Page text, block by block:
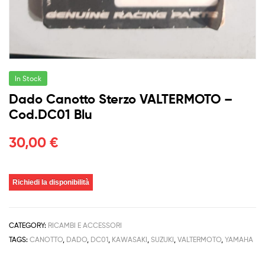
In Stock
Dado Canotto Sterzo VALTERMOTO –
Cod.DC01 Blu
30,00 €
Richiedi la disponibilità
CATEGORY: RICAMBI E ACCESSORI
TAGS: CANOTTO DADO DC01 KAWASAKI SUZUKI VALTERMOTO YAMAHA